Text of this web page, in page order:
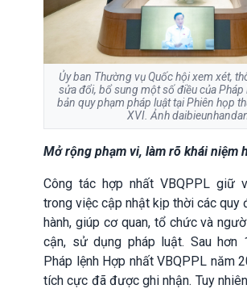
Ủy ban Thường vụ Quốc hội xem xét,
sửa đổi, bổ sung một số điều của Pháp
bản quy phạm pháp luật tại Phiên họp
XVI. Ảnh
Mở rộng phạm vi, làm rõ khái niệm
Công tác hợp nhất VBQPPL giữ
trong việc cập nhật kịp thời các quy
hành, giúp cơ quan, tổ chức và
cận, sử dụng pháp luật. Sau hơn
Pháp lệnh Hợp nhất VBQPPL năm
tích cực đã được ghi nhận. Tuy